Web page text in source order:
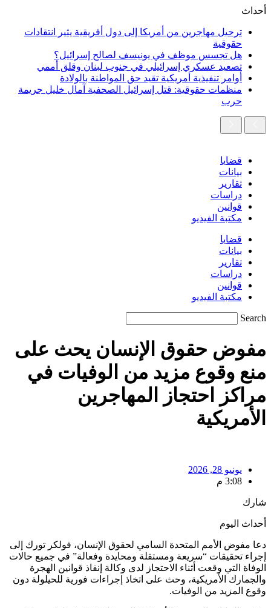
Skip
content
أحداث
ترحيل مهاجرين من أمريكا إلى دول أفريقية يثير انتقادات
حقوقية
هل تجسس موظف في يونيسف لصالح إسرائيل؟
تصعيد عسكري إسرائيلي في جنوب لبنان وقلق أممي
أوامر تنفيذية أمريكية تقيد حق المواطنة بالولادة
منظمات حقوقية: قتل إسرائيل الصحفية آمال خليل جريمة
حرب
قضايا
بيانات
تقارير
دراسات
قوانين
مكتبة الفيديو
قضايا
بيانات
تقارير
دراسات
قوانين
مكتبة الفيديو
Search
مفوض حقوق الإنسان يحث على
منع وقوع مزيد من الوفيات في
مراكز احتجاز المهاجرين
الأمريكية
يونيو 28, 2026
3:08 م
شارك
أحداث اليوم
دعا مفوض الأمم المتحدة السامي لحقوق الإنسان، فولكر تورك إلى
إجراء تحقيقات “سريعة ومستقلة ومحايدة وفعالة” في جميع حالات
الوفاة التي وقعت أثناء الاحتجاز لدى وكالة إنفاذ قوانين الهجرة
والجمارك الأمريكية، وحث على اتخاذ إجراءات فورية للحيلولة دون
وقوع المزيد من الوفيات.